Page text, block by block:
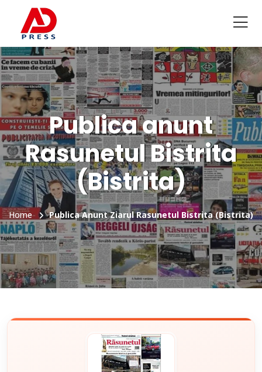
Publica anunt
Rasunetul Bistrita
(Bistrita)
Home Publica Anunt Ziarul Rasunetul Bistrita (Bistrita)